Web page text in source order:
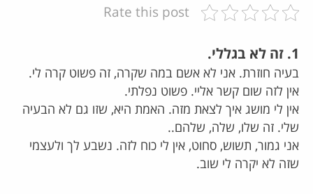
Rate this post
1. זה לא בגללי.
בעיה חוזרת. אני לא אשם במה שקרה, זה פשוט קרה לי.
אין לזה שום קשר אליי. פשוט נפלתי.
אין לי מושג איך לצאת מזה. האמת היא, שזו גם לא הבעיה
שלי. זה שלו, שלה, שלהם..
אני גמור, תשוש, סחוט, אין לי כוח לזה. נשבע לך ולעצמי
שזה לא יקרה לי שוב.